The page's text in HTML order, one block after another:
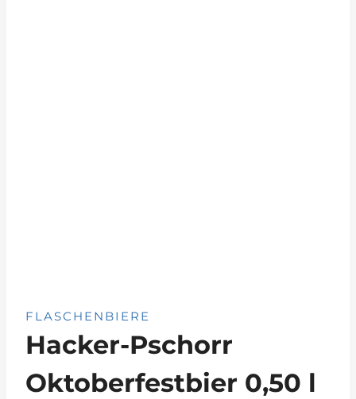
FLASCHENBIERE
Hacker-Pschorr
Oktoberfestbier 0,50 l